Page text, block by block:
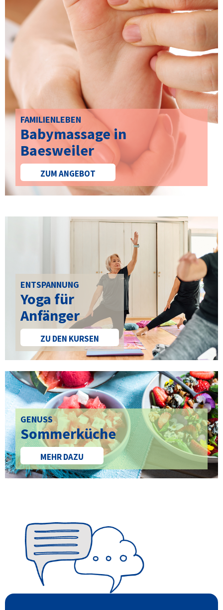
FAMILIENLEBEN
Babymassage in
Baesweiler
ZUM ANGEBOT
ENTSPANNUNG
Yoga für
Anfänger
ZU DEN KURSEN
GENUSS
Sommerküche
MEHR DAZU